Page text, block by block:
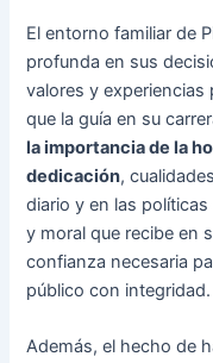
El entorno familiar de
profunda en sus
valores y experiencias
que la guía en su
la importancia de la
dedicación,
diario y en las
y moral que recibe en
confianza necesaria
público con integridad.
Además, el hecho de